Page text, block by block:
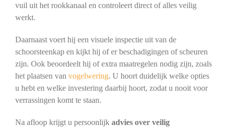
vuil uit het rookkanaal en controleert direct of alles veilig
werkt.
Daarnaast voert hij een visuele inspectie uit van de
schoorsteenkap en kijkt hij of er beschadigingen of scheuren
zijn. Ook beoordeelt hij of extra maatregelen nodig zijn, zoals
het plaatsen van vogelwering. U hoort duidelijk welke opties
u hebt en welke investering daarbij hoort, zodat u nooit voor
verrassingen komt te staan.
Na afloop krijgt u persoonlijk advies over veilig